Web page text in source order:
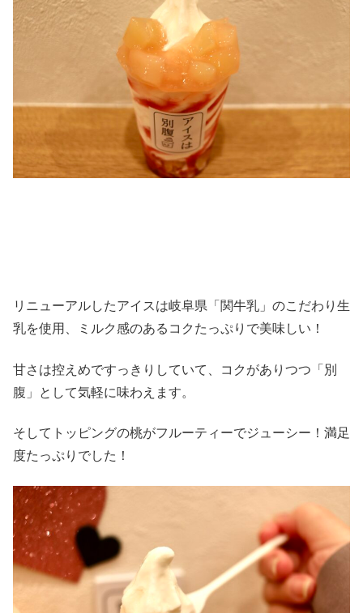
リニューアルしたアイスは岐阜県「関牛乳」のこだわり生
乳を使用、ミルク感のあるコクたっぷりで美味しい！
甘さは控えめですっきりしていて、コクがありつつ「別
腹」として気軽に味わえます。
そしてトッピングの桃がフルーティーでジューシー！満足
度たっぷりでした！